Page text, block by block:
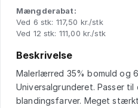
Mængderabat:
Ved 6 stk: 117,50 kr./stk
Ved 12 stk: 111,00 kr./stk
Beskrivelse
Malerlærred 35% bomuld og
Universalgrunderet. Passer
blandingsfarver. Meget